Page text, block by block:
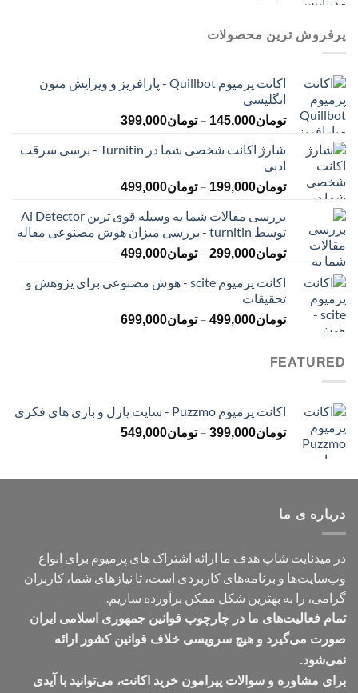
پرفروش ترین محصولات
اکانت پرمیوم Quillbot - پارافریز و ویرایش متون
انگلیسی
تومان145,000
– تومان399,000محدوده
تومان145,000
تومان399,000
شارژ اکانت شخصی شما در Turnitin - برسی سرقت
ادبی
تومان199,000
– تومان499,000محدوده
تومان199,000
تا
تومان499,000
بررسی مقالات شما به وسیله قوی ترین Ai Detector
توسط turnitin - بررسی میزان هوش مصنوعی مقاله
تومان299,000
– تومان499,000محدوده
تومان299,000
تومان499,000
اکانت پرمیوم scite - هوش مصنوعی برای پژوهش و
تحقیقات
تومان499,000
– تومان699,000محدوده
FEATURED
اکانت پرمیوم Puzzmo - سایت پازل و بازی های فکری
تومان399,000
– تومان549,000محدوده
تا
درباره ی ما
در میدنایت شاپ هدف ما ارائه اشتراک های پرمیوم برای انواع
وب‌سایت‌ها و برنامه‌های کاربردی است، تا نیازهای شما، کاربران
گرامی، را به بهترین شکل ممکن برآورده سازیم.
تمام فعالیت‌های ما در چارچوب قوانین جمهوری اسلامی ایران
صورت می‌گیرد و هیچ سرویسی خلاف قوانین کشور ارائه
نمی‌شود.
برای مشاوره و سوالات پیرامون خرید اکانت، می‌توانید با آیدی